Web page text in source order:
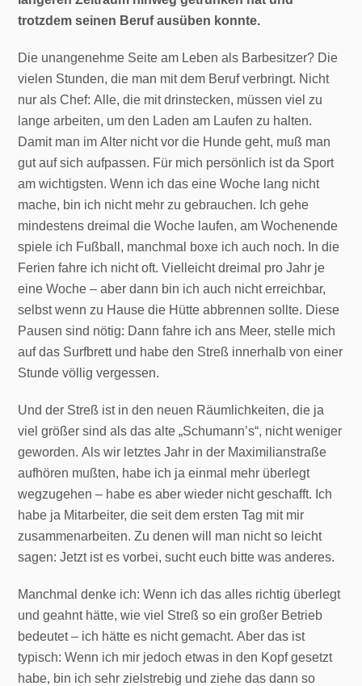
trotzdem seinen Beruf ausüben konnte.
Die unangenehme Seite am Leben als Barbesitzer? Die
vielen Stunden, die man mit dem Beruf verbringt. Nicht
nur als Chef: Alle, die mit drinstecken, müssen viel zu
lange arbeiten, um den Laden am Laufen zu halten.
Damit man im Alter nicht vor die Hunde geht, muß man
gut auf sich aufpassen. Für mich persönlich ist da Sport
am wichtigsten. Wenn ich das eine Woche lang nicht
mache, bin ich nicht mehr zu gebrauchen. Ich gehe
mindestens dreimal die Woche laufen, am Wochenende
spiele ich Fußball, manchmal boxe ich auch noch. In die
Ferien fahre ich nicht oft. Vielleicht dreimal pro Jahr je
eine Woche – aber dann bin ich auch nicht erreichbar,
selbst wenn zu Hause die Hütte abbrennen sollte. Diese
Pausen sind nötig: Dann fahre ich ans Meer, stelle mich
auf das Surfbrett und habe den Streß innerhalb von einer
Stunde völlig vergessen.
Und der Streß ist in den neuen Räumlichkeiten, die ja
viel größer sind als das alte „Schumann’s“, nicht weniger
geworden. Als wir letztes Jahr in der Maximilianstraße
aufhören mußten, habe ich ja einmal mehr überlegt
wegzugehen – habe es aber wieder nicht geschafft. Ich
habe ja Mitarbeiter, die seit dem ersten Tag mit mir
zusammenarbeiten. Zu denen will man nicht so leicht
sagen: Jetzt ist es vorbei, sucht euch bitte was anderes.
Manchmal denke ich: Wenn ich das alles richtig überlegt
und geahnt hätte, wie viel Streß so ein großer Betrieb
bedeutet – ich hätte es nicht gemacht. Aber das ist
typisch: Wenn ich mir jedoch etwas in den Kopf gesetzt
habe, bin ich sehr zielstrebig und ziehe das dann so